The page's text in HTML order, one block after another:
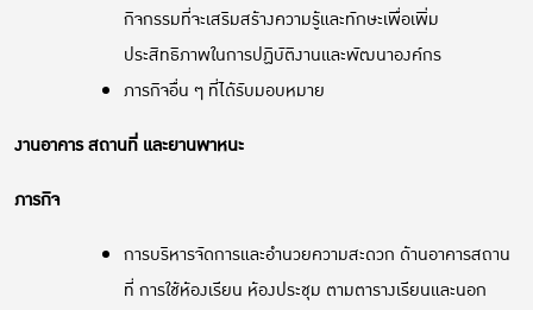
กิจกรรมที่จะเสริมสร้างความรู้และทักษะเพื่อเพิ่ม
ประสิทธิภาพในการปฏิบัติงานและพัฒนาองค์กร
ภารกิจอื่น ๆ ที่ได้รับมอบหมาย
งานอาคาร สถานที่ และยานพาหนะ
ภารกิจ
การบริหารจัดการและอำนวยความสะดวก ด้านอาคารสถาน
ที่ การใช้ห้องเรียน ห้องประชุม ตามตารางเรียนและนอก